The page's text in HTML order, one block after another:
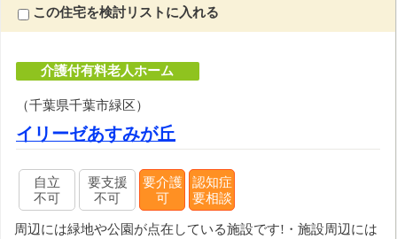
この住宅を検討リストに入れる
介護付有料老人ホーム
（千葉県千葉市緑区）
イリーゼあすみが丘
自立
不可
要支援
不可
要介護
可
認知症
要相談
周辺には緑地や公園が点在している施設です!・施設周辺には